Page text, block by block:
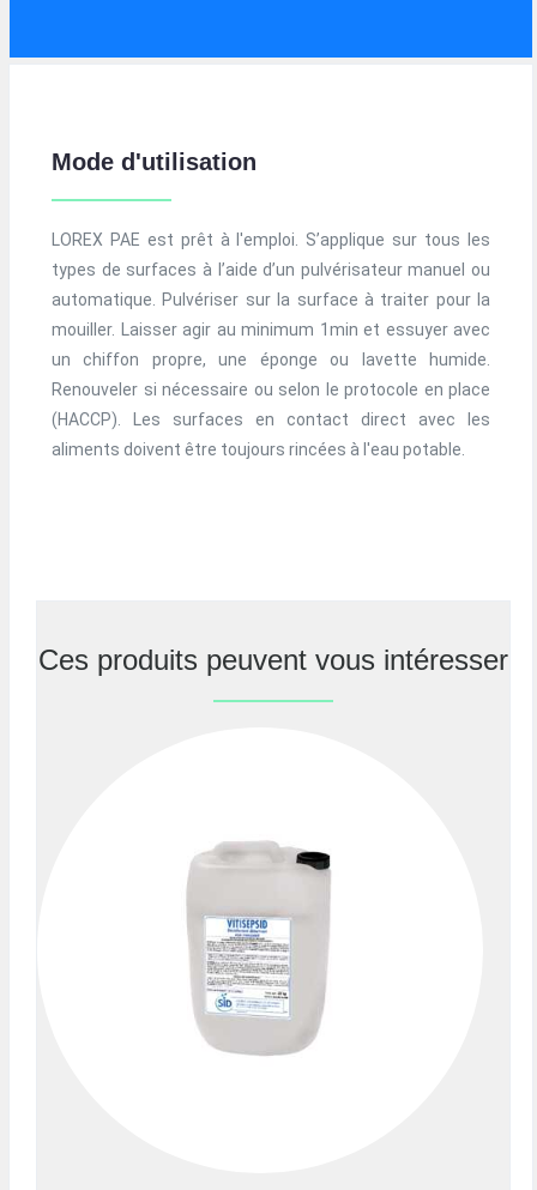
Mode d'utilisation
LOREX PAE est prêt à l'emploi. S’applique sur tous les
types de surfaces à l’aide d’un pulvérisateur manuel ou
automatique. Pulvériser sur la surface à traiter pour la
mouiller. Laisser agir au minimum 1min et essuyer avec
un chiffon propre, une éponge ou lavette humide.
Renouveler si nécessaire ou selon le protocole en place
(HACCP). Les surfaces en contact direct avec les
aliments doivent être toujours rincées à l'eau potable.
Ces produits peuvent vous intéresser